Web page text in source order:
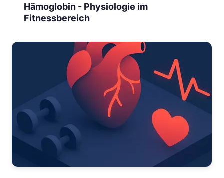
Hämoglobin - Physiologie im
Fitnessbereich